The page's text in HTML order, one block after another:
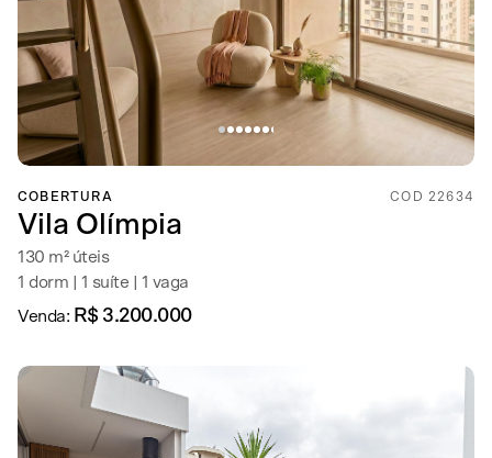
COBERTURA COD 22634
Vila Olímpia
130 m² úteis
1 dorm | 1 suíte | 1 vaga
Venda: R$ 3.200.000